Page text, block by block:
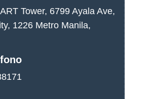
Tower, 6799 Ayala Ave,
1226 Metro Manila,